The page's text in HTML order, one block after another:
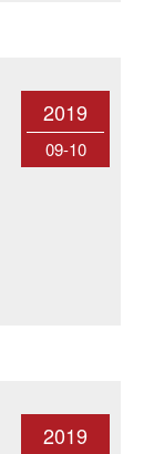
2019
09-10
2019